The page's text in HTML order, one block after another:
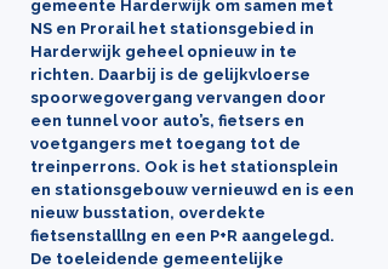
gemeente Harderwijk om samen met
NS en Prorail het stationsgebied in
Harderwijk geheel opnieuw in te
richten. Daarbij is de gelijkvloerse
spoorwegovergang vervangen door
een tunnel voor auto’s, fietsers en
voetgangers met toegang tot de
treinperrons. Ook is het stationsplein
en stationsgebouw vernieuwd en is een
nieuw busstation, overdekte
fietsenstalllng en een P+R aangelegd.
De toeleidende gemeentelijke